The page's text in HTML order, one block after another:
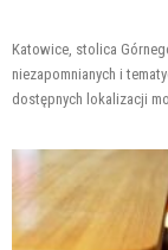
Katowice, stolica
niezapomnianych i
dostępnych lokalizacji